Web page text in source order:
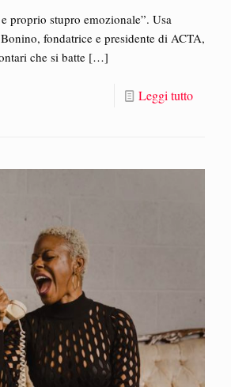
proprio stupro emozionale”. Usa
fondatrice e presidente di ACTA,
che si batte […]
Leggi tutto